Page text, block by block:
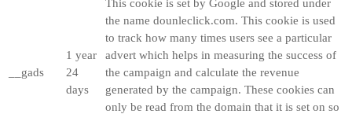
__gads
1 year
24
days
This cookie is set by Google and stored under
the name dounleclick.com. This cookie is used
to track how many times users see a particular
advert which helps in measuring the success of
the campaign and calculate the revenue
generated by the campaign. These cookies can
only be read from the domain that it is set on so